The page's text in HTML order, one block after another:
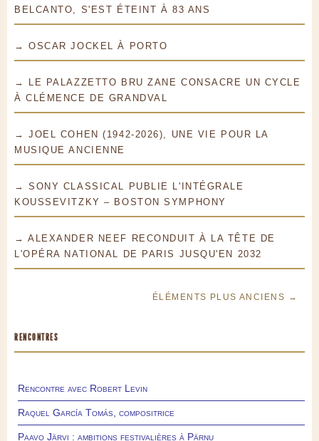
BELCANTO, S'EST ÉTEINT À 83 ANS
→ OSCAR JOCKEL À PORTO
→ LE PALAZZETTO BRU ZANE CONSACRE UN CYCLE
À CLÉMENCE DE GRANDVAL
→ JOEL COHEN (1942-2026), UNE VIE POUR LA
MUSIQUE ANCIENNE
→ SONY CLASSICAL PUBLIE L'INTÉGRALE
KOUSSEVITZKY – BOSTON SYMPHONY
→ ALEXANDER NEEF RECONDUIT À LA TÊTE DE
L'OPÉRA NATIONAL DE PARIS JUSQU'EN 2032
ÉLÉMENTS PLUS ANCIENS →
RENCONTRES
Rencontre avec Robert Levin
Raquel García Tomás, compositrice
Paavo Järvi : ambitions festivalières à Pärnu